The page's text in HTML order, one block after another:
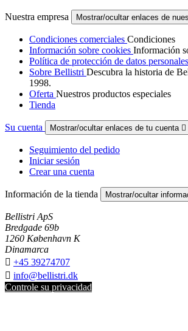
Nuestra empresa Mostrar/ocultar enlaces de
Condiciones comerciales Condiciones
Información sobre cookies Información
Política de protección de datos personales
Sobre Bellistri Descubra la historia de
1998.
Oferta Nuestros productos especiales
Tienda
Su cuenta Mostrar/ocultar enlaces de tu cuenta 
Seguimiento del pedido
Iniciar sesión
Crear una cuenta
Información de la tienda Mostrar/ocultar
Bellistri ApS
Bredgade 69b
1260 København K
Dinamarca
 +45 39274707
 info@bellistri.dk
Controle su privacidad